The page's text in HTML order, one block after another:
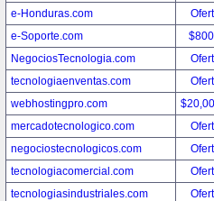
e-Honduras.com
e-Soporte.com
NegociosTecnologia.com
tecnologiaenventas.com
webhostingpro.com
mercadotecnologico.com
negociostecnologicos.com
tecnologiacomercial.com
tecnologiasindustriales.com